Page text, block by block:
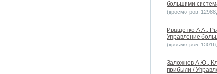
большими
(просмотров:
Иващенко А.А.,
Управление
(просмотров:
Заложнев А.Ю.,
прибыли /